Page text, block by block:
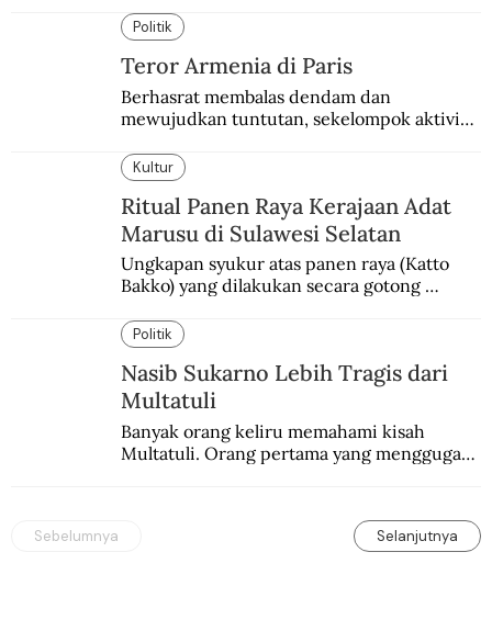
Politik
Teror Armenia di Paris
Berhasrat membalas dendam dan
mewujudkan tuntutan, sekelompok aktivis
Paris.
Kultur
Ritual Panen Raya Kerajaan Adat
Marusu di Sulawesi Selatan
Ungkapan syukur atas panen raya (Katto
Bakko) yang dilakukan secara gotong
Politik
Nasib Sukarno Lebih Tragis dari
Multatuli
Banyak orang keliru memahami kisah
Multatuli. Orang pertama yang menggugat
Sebelumnya Selanjutnya